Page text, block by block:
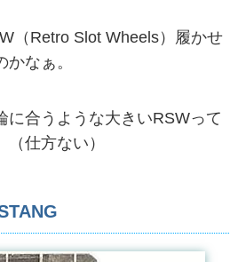
（Retro Slot Wheels）履かせ
なぁ。
に合うような大きいRSWって
仕方ない）